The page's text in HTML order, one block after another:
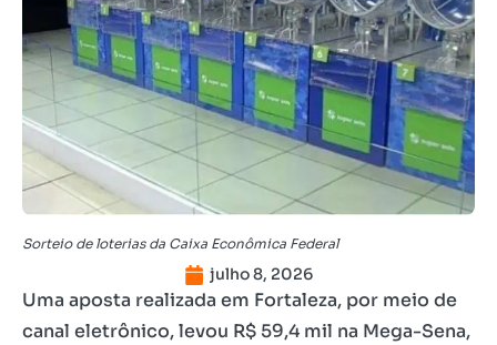
Sorteio de loterias da Caixa Econômica Federal
julho 8, 2026
Uma aposta realizada em Fortaleza, por meio de
canal eletrônico, levou R$ 59,4 mil na Mega-Sena,